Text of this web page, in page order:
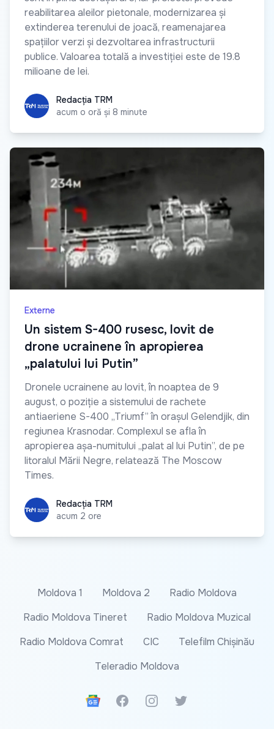
reabilitarea aleilor pietonale, modernizarea și
extinderea terenului de joacă, reamenajarea
spațiilor verzi și dezvoltarea infrastructurii
publice. Valoarea totală a investiției este de 19.8
milioane de lei.
Redacția TRM
Redacția TRM
acum o oră și 8 minute
Externe
Un sistem S-400 rusesc, lovit de
drone ucrainene în apropierea
„palatului lui Putin”
Dronele ucrainene au lovit, în noaptea de 9
august, o poziție a sistemului de rachete
antiaeriene S-400 „Triumf” în orașul Gelendjik, din
regiunea Krasnodar. Complexul se afla în
apropierea așa-numitului „palat al lui Putin”, de pe
litoralul Mării Negre, relatează The Moscow
Times.
Redacția TRM
Redacția TRM
acum 2 ore
Moldova 1 Moldova 2
Radio Moldova
Radio Moldova Tineret
Radio Moldova Muzical
Radio Moldova Comrat
CIC
Telefilm Chișinău
Teleradio Moldova
Google News
FacebookInstagramTwitter